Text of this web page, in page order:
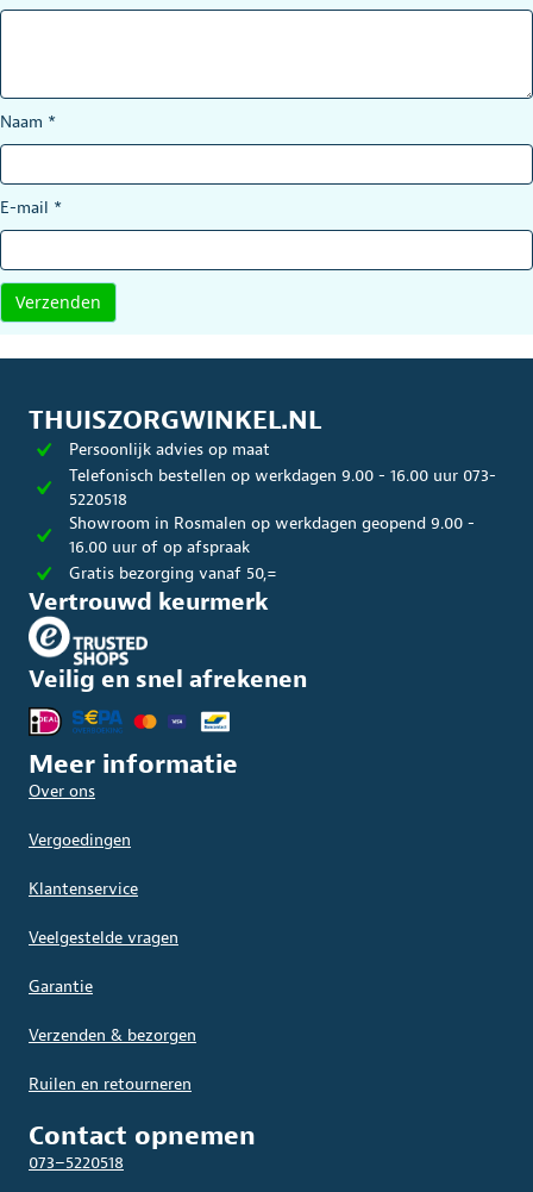
Naam *
E-mail *
THUISZORGWINKEL.NL
Persoonlijk advies op maat
Telefonisch bestellen op werkdagen 9.00 - 16.00 uur 073-
5220518
Showroom in Rosmalen op werkdagen geopend 9.00 -
16.00 uur of op afspraak
Gratis bezorging vanaf 50,=
Vertrouwd keurmerk
Veilig en snel afrekenen
Meer informatie
Over ons
Vergoedingen
Klantenservice
Veelgestelde vragen
Garantie
Verzenden & bezorgen
Ruilen en retourneren
Contact opnemen
073–5220518